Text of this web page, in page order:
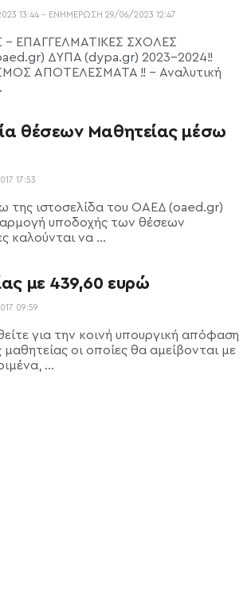
13:44 - ΕΝΗΜΈΡΩΣΗ 29/06/2023 12:47
- ΕΠΑΓΓΕΛΜΑΤΙΚΕΣ ΣΧΟΛΕΣ
ΔΥΠΑ (dypa.gr) 2023-2024!!
ΑΠΟΤΕΛΕΣΜΑΤΑ !! - Αναλυτική
θέσεων Μαθητείας μέσω
17:53
της ιστοσελίδα του ΟΑΕΔ (oaed.gr)
υποδοχής των θέσεων
καλούνται να ...
με 439,60 ευρώ
09:59
για την κοινή υπουργική απόφαση
μαθητείας οι οποίες θα αμείβονται με
...